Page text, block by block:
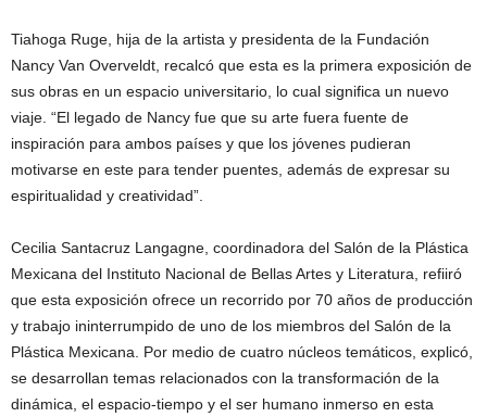
Tiahoga Ruge, hija de la artista y presidenta de la Fundación
Nancy Van Overveldt, recalcó que esta es la primera exposición de
sus obras en un espacio universitario, lo cual significa un nuevo
viaje. “El legado de Nancy fue que su arte fuera fuente de
inspiración para ambos países y que los jóvenes pudieran
motivarse en este para tender puentes, además de expresar su
espiritualidad y creatividad”.
Cecilia Santacruz Langagne, coordinadora del Salón de la Plástica
Mexicana del Instituto Nacional de Bellas Artes y Literatura, refiiró
que esta exposición ofrece un recorrido por 70 años de producción
y trabajo ininterrumpido de uno de los miembros del Salón de la
Plástica Mexicana. Por medio de cuatro núcleos temáticos, explicó,
se desarrollan temas relacionados con la transformación de la
dinámica, el espacio-tiempo y el ser humano inmerso en esta